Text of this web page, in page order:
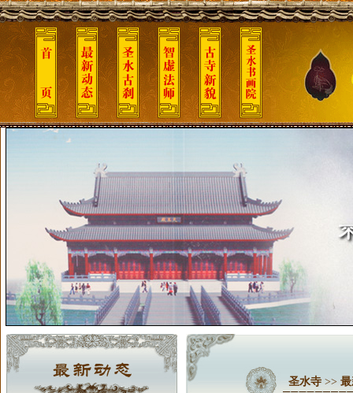
圣水寺 >>